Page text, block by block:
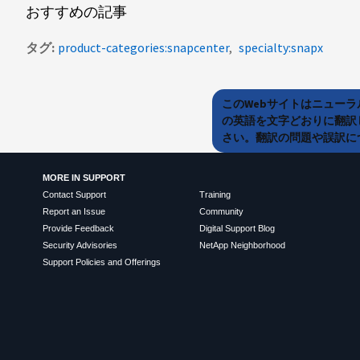
おすすめの記事
タグ product-categories:snapcenter specialty:snapx
このWebサイトはニュー
の英語を文字どおりに翻
さい。翻訳の問題や誤訳
MORE IN SUPPORT
Contact Support
Report an Issue
Provide Feedback
Security Advisories
Support Policies and Offerings
Training
Community
Digital Support Blog
NetApp Neighborhood